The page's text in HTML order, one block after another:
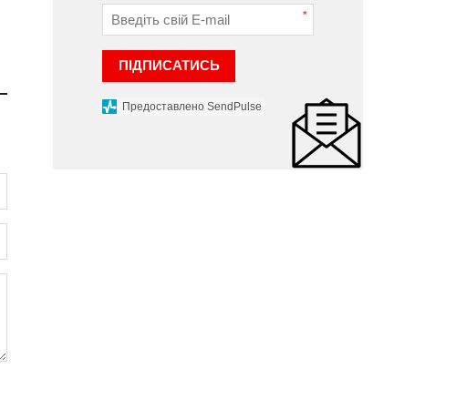
*
ПІДПИСАТИСЬ
Предоставлено SendPulse